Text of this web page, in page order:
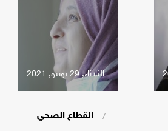
الثلاثاء, 29 يونيو, 2021
/ القطاع الصحي